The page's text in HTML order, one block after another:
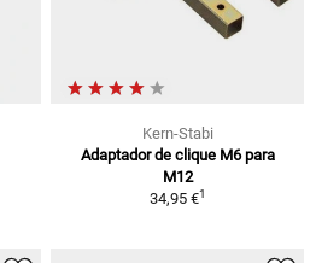
Kern-Stabi
Adaptador de clique M6 para
M12
34,95 €1